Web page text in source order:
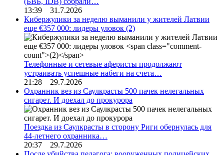
13:39 31.7.2026
Кибержулики за неделю выманили у жителей Латвии
еще €357 000: лидеры уловок (2)
Телефонные и сетевые аферисты продолжают
устраивать успешные набеги на счета…
21:28 29.7.2026
Охранник вез из Саулкрасты 500 пачек нелегальных
сигарет. И доехал до прокурора
Поездка из Саулкрасты в сторону Риги обернулась для
44-летнего охранника…
20:37 29.7.2026